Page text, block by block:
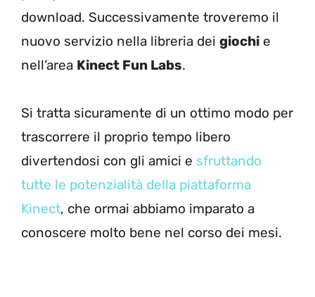
download. Successivamente troveremo il
nuovo servizio nella libreria dei giochi e
nell’area Kinect Fun Labs.
Si tratta sicuramente di un ottimo modo per
trascorrere il proprio tempo libero
divertendosi con gli amici e sfruttando
tutte le potenzialità della piattaforma
Kinect, che ormai abbiamo imparato a
conoscere molto bene nel corso dei mesi.